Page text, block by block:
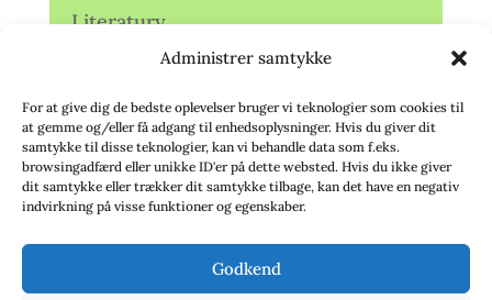
Administrer samtykke
For at give dig de bedste oplevelser bruger vi teknologier som cookies til
at gemme og/eller få adgang til enhedsoplysninger. Hvis du giver dit
samtykke til disse teknologier, kan vi behandle data som f.eks.
browsingadfærd eller unikke ID'er på dette websted. Hvis du ikke giver
dit samtykke eller trækker dit samtykke tilbage, kan det have en negativ
indvirkning på visse funktioner og egenskaber.
Godkend
Literatury
Storbritannien: Translators
Association (TA)
Sverige: Översättarsektionen (Ö.)
Sverige: Översättarcentrum (ÖC)
deutschsprachiger Übersetzer (VdÜ)